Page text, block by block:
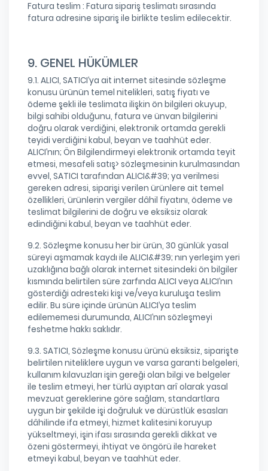
Fatura teslim : Fatura sipariş teslimatı sırasında
fatura adresine sipariş ile birlikte teslim edilecektir.
9. GENEL HÜKÜMLER
9.1. ALICI, SATICI’ya ait internet sitesinde sözleşme
konusu ürünün temel nitelikleri, satış fiyatı ve
ödeme şekli ile teslimata ilişkin ön bilgileri okuyup,
bilgi sahibi olduğunu, fatura ve ünvan bilgilerini
doğru olarak verdiğini, elektronik ortamda gerekli
teyidi verdiğini kabul, beyan ve taahhüt eder.
ALICI’nın; Ön Bilgilendirmeyi elektronik ortamda teyit
etmesi, mesafeli satış> sözleşmesinin kurulmasından
evvel, SATICI tarafından ALICI&#39; ya verilmesi
gereken adresi, siparişi verilen ürünlere ait temel
özellikleri, ürünlerin vergiler dâhil fiyatını, ödeme ve
teslimat bilgilerini de doğru ve eksiksiz olarak
edindiğini kabul, beyan ve taahhüt eder.
9.2. Sözleşme konusu her bir ürün, 30 günlük yasal
süreyi aşmamak kaydı ile ALICI&#39; nın yerleşim yeri
uzaklığına bağlı olarak internet sitesindeki ön bilgiler
kısmında belirtilen süre zarfında ALICI veya ALICI’nın
gösterdiği adresteki kişi ve/veya kuruluşa teslim
edilir. Bu süre içinde ürünün ALICI’ya teslim
edilememesi durumunda, ALICI’nın sözleşmeyi
feshetme hakkı saklıdır.
9.3. SATICI, Sözleşme konusu ürünü eksiksiz, siparişte
belirtilen niteliklere uygun ve varsa garanti belgeleri,
kullanım kılavuzları işin gereği olan bilgi ve belgeler
ile teslim etmeyi, her türlü ayıptan arî olarak yasal
mevzuat gereklerine göre sağlam, standartlara
uygun bir şekilde işi doğruluk ve dürüstlük esasları
dâhilinde ifa etmeyi, hizmet kalitesini koruyup
yükseltmeyi, işin ifası sırasında gerekli dikkat ve
özeni göstermeyi, ihtiyat ve öngörü ile hareket
etmeyi kabul, beyan ve taahhüt eder.